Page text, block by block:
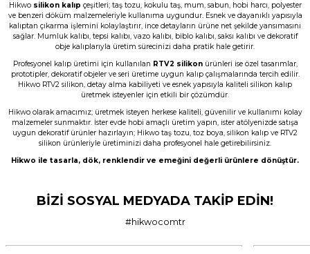
Çok başarılı gerçekten.
N... E... | 01/06/2026
Ürün çok güzel hediye için teşekkür
ederim
Firmanın hizmet ve iletişiminden
memnunum
A... G... | 21/04/2026
Taş tozu rengi ve dokusu çok güzel ,
Hikwo silikon kalıp çeşitleri; taş tozu, kokulu taş, mum, sabun, hobi harcı, polyester
ve benzeri döküm malzemeleriyle kullanıma uygundur. Esnek ve dayanıklı yapısıyla
kalıptan çıkarma işlemini kolaylaştırır, ince detayların ürüne net şekilde yansımasını
sağlar. Mumluk kalıbı, tepsi kalıbı, vazo kalıbı, biblo kalıbı, saksı kalıbı ve dekoratif
obje kalıplarıyla üretim sürecinizi daha pratik hale getirir.
Profesyonel kalıp üretimi için kullanılan RTV2 silikonürünleri ise özel tasarımlar,
prototipler, dekoratif objeler ve seri üretime uygun kalıp çalışmalarında tercih edilir.
Hikwo RTV2 silikon, detay alma kabiliyeti ve esnek yapısıyla kaliteli silikon kalıp
üretmek isteyenler için etkili bir çözümdür.
Hikwo olarak amacımız; üretmek isteyen herkese kaliteli, güvenilir ve kullanımı kolay
malzemeler sunmaktır. İster evde hobi amaçlı üretim yapın, ister atölyenizde satışa
uygun dekoratif ürünler hazırlayın; Hikwo taş tozu, toz boya, silikon kalıp ve RTV2
silikon ürünleriyle üretiminizi daha profesyonel hale getirebilirsiniz.
Hikwo ile tasarla, dök, renklendir ve emeğini değerli ürünlere dönüştür.
BİZİ SOSYAL MEDYADA TAKİP EDİN!
#hikwocomtr